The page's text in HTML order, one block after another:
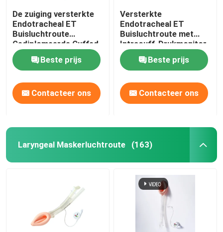
De zuiging versterkte
Endotracheal ET
Buisluchtroute
Gediplomeerde Cuffed
ISO13485
Beste prijs
Contacteer ons
Versterkte
Endotracheal ET
Buisluchtroute met
Intracuff-Drukmonitor
Beste prijs
Contacteer ons
Laryngeal Maskerluchtroute (163)